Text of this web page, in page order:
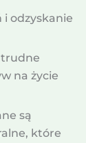
odzyskanie
trudne
na życie
są
które